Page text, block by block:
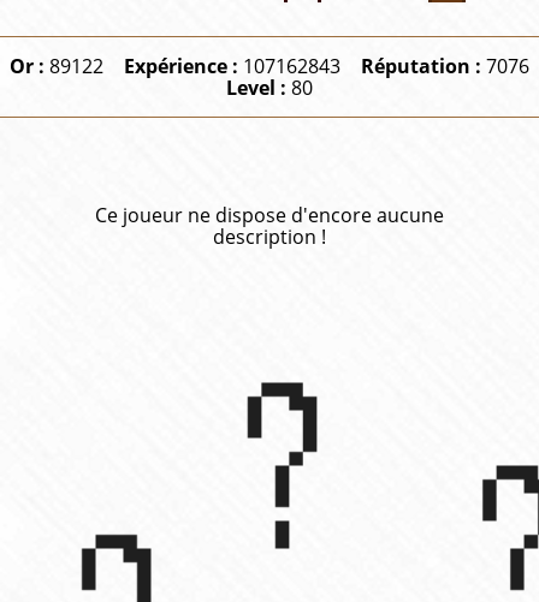
Or :89122 Expérience : 107162843 Réputation : 7076
Level : 80
Ce joueur ne dispose d'encore aucune
description !